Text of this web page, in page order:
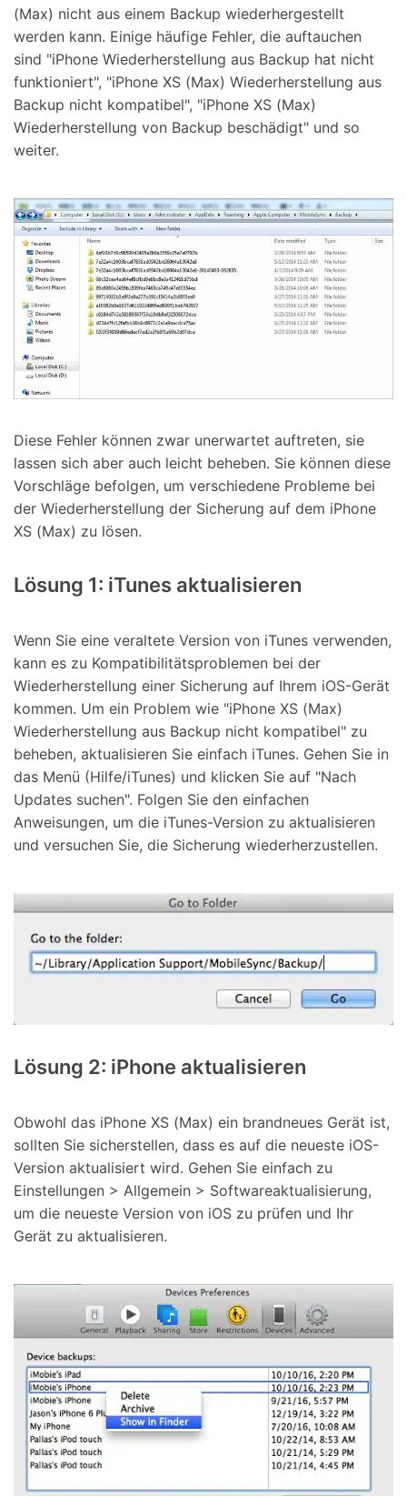
(Max) nicht aus einem Backup wiederhergestellt
werden kann. Einige häufige Fehler, die auftauchen
sind "iPhone Wiederherstellung aus Backup hat nicht
funktioniert", "iPhone XS (Max) Wiederherstellung aus
Backup nicht kompatibel", "iPhone XS (Max)
Wiederherstellung von Backup beschädigt" und so
weiter.
Diese Fehler können zwar unerwartet auftreten, sie
lassen sich aber auch leicht beheben. Sie können diese
Vorschläge befolgen, um verschiedene Probleme bei
der Wiederherstellung der Sicherung auf dem iPhone
XS (Max) zu lösen.
Lösung 1: iTunes aktualisieren
Wenn Sie eine veraltete Version von iTunes verwenden,
kann es zu Kompatibilitätsproblemen bei der
Wiederherstellung einer Sicherung auf Ihrem iOS-Gerät
kommen. Um ein Problem wie "iPhone XS (Max)
Wiederherstellung aus Backup nicht kompatibel" zu
beheben, aktualisieren Sie einfach iTunes. Gehen Sie in
das Menü (Hilfe/iTunes) und klicken Sie auf "Nach
Updates suchen". Folgen Sie den einfachen
Anweisungen, um die iTunes-Version zu aktualisieren
und versuchen Sie, die Sicherung wiederherzustellen.
Lösung 2: iPhone aktualisieren
Obwohl das iPhone XS (Max) ein brandneues Gerät ist,
sollten Sie sicherstellen, dass es auf die neueste iOS-
Version aktualisiert wird. Gehen Sie einfach zu
Einstellungen > Allgemein > Softwareaktualisierung,
um die neueste Version von iOS zu prüfen und Ihr
Gerät zu aktualisieren.